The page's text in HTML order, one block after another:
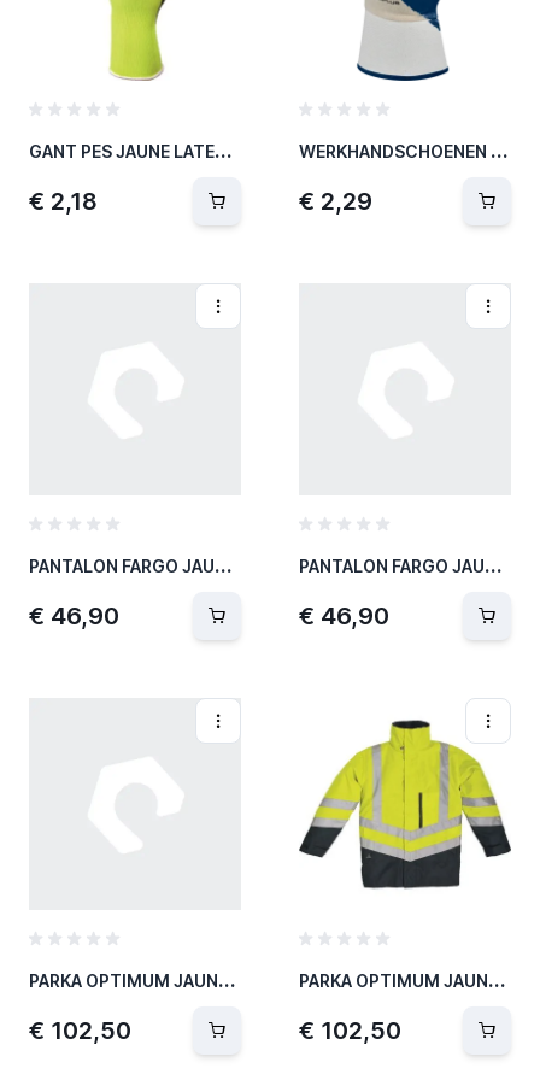
G
ANT PES JAUNE LATEX NOIR T.7
€ 2,18
W
ERKHANDSCHOENEN NITRIL BLAUW M.10
€ 2,29
P
ANTALON FARGO JAUNE/BLEU M
€ 46,90
P
ANTALON FARGO JAUNE/BLEU XL
€ 46,90
P
ARKA OPTIMUM JAUNE FLUO BM L
€ 102,50
P
ARKA OPTIMUM JAUNE FLUO BM XL
€ 102,50